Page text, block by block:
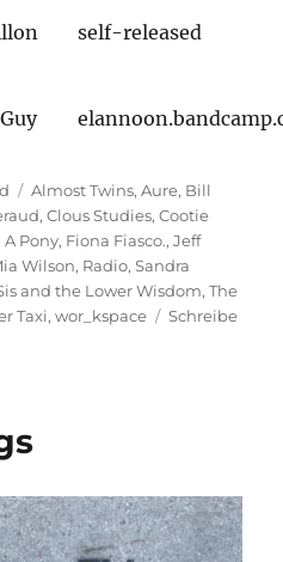
self-released
Schlagwörter
Almost Twins,Aure, Bill
,Clous Studies,Cootie
A Pony, Fiona Fiasco.,Jeff
Wilson, Radio,Sandra
and the Lower Wisdom,The
Taxi,wor_kspace
Schreibe